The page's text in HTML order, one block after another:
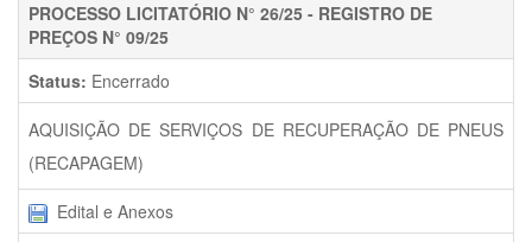
PROCESSO LICITATÓRIO N° 26/25 - REGISTRO DE
PREÇOS N° 09/25
Status: Encerrado
AQUISIÇÃO DE SERVIÇOS DE RECUPERAÇÃO DE PNEUS
(RECAPAGEM)
Edital e Anexos